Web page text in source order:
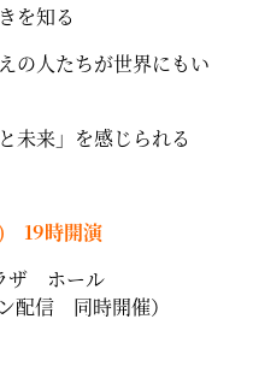
を知る
の人たちが世界にもい
未来」を感じられる
19時開演
ザ ホール
信 同時開催）